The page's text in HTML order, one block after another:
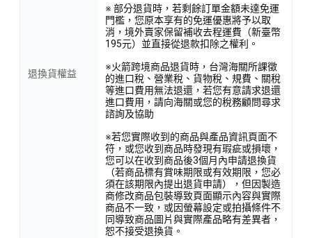
退換貨權益
※ 部分退貨時，若剩餘訂單金額未達免運
門檻，您原本享有的免運優惠將予以取
消，境外賣家保留補收去程運費（新臺幣
195元）並直接從退款扣除之權利。
※火箭跨境商品退貨時，台灣海關所課徵
的進口稅、營業稅、貨物稅、規費、關稅
等進口費用無法退還，若您有意請求退還
進口費用，請向海關或您的稅務顧問尋求
諮詢及協助
※若您實際收到的商品與產品資訊頁面不
符，或您收到商品時發現有瑕疵或損壞，
您可以在收到商品後3個月內申請退換貨
（若商品標有賞味期限或有效期限，您必
須在該期限內提出退貨申請），但因製造
商修改商品包裝導致頁面顯示內容與實際
商品不一致，或因螢幕設定或拍攝條件不
同導致商品圖片與實際產品略有差異者，
恕不接受退換貨。